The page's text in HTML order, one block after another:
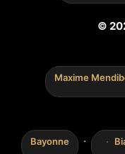
©
Maxime
Bayonne ·